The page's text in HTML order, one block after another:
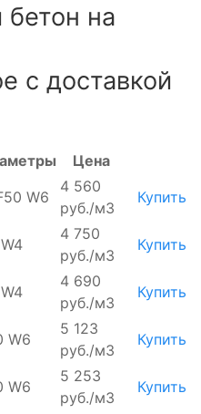
бетон на
с доставкой
Цена
W6
4 560
руб./м3
Купить
4 750
руб./м3
Купить
4 690
руб./м3
Купить
W6
5 123
руб./м3
Купить
W6
5 253
руб./м3
Купить